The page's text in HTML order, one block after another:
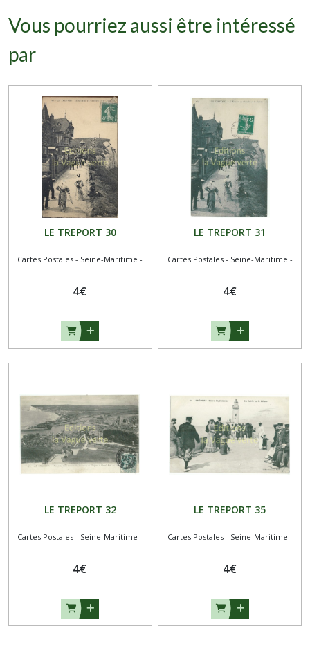
Vous pourriez aussi être intéressé
par
LE TREPORT 30
Cartes Postales - Seine-Maritime -
4€
LE TREPORT 31
Cartes Postales - Seine-Maritime -
4€
LE TREPORT 32
Cartes Postales - Seine-Maritime -
4€
LE TREPORT 35
Cartes Postales - Seine-Maritime -
4€